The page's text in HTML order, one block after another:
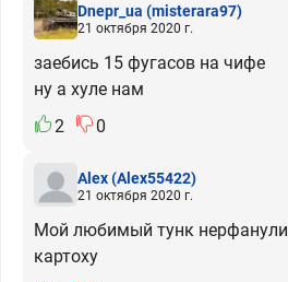
Dnepr_ua (misterara97)
21 октября 2020 г.
заебись 15 фугасов на чифе
ну а хуле нам
2
0
Alex(Alex55422)
21 октября 2020 г.
Мой любимый тунк
картоху